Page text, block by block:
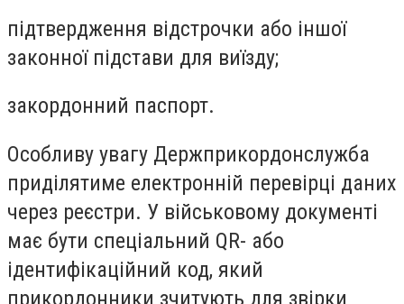
підтвердження відстрочки або іншої
законної підстави для виїзду;
закордонний паспорт.
Особливу увагу Держприкордонслужба
приділятиме електронній перевірці даних
через реєстри. У військовому документі
має бути спеціальний QR- або
ідентифікаційний код, який
прикордонники зчитують для звірки